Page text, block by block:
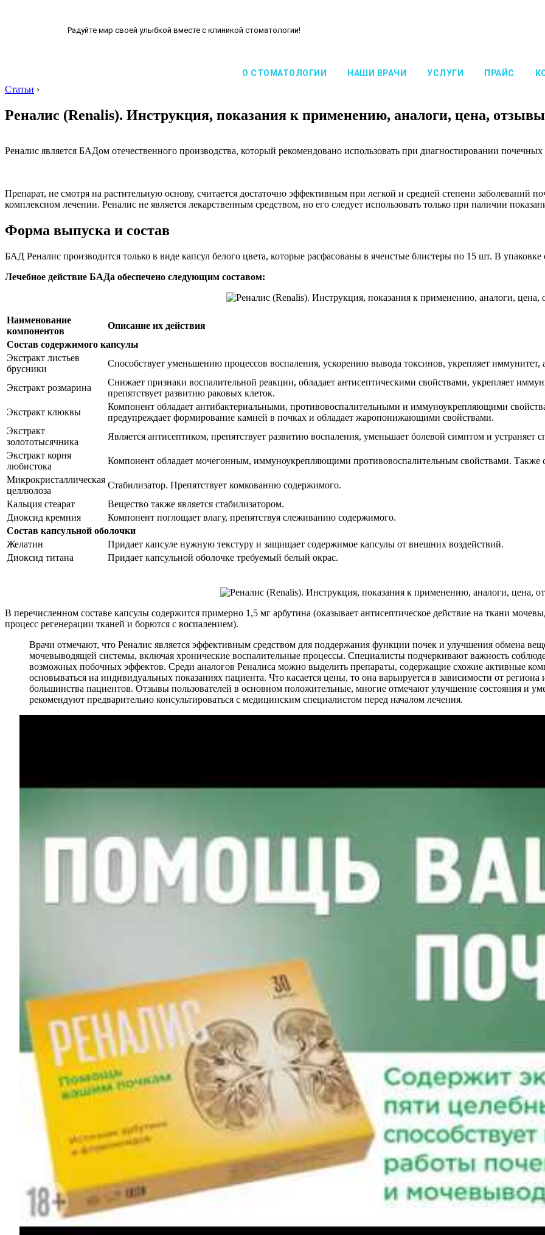
Радуйте мир своей улыбкой вместе с клиникой стоматологии!
О СТОМАТОЛОГИИ НАШИ ВРАЧИ УСЛУГИ ПРАЙС
Статьи ›
Реналис (Renalis). Инструкция, показания к применению, аналоги, цена, отзывы
Реналис является БАДом отечественного производства, который рекомендовано использовать при диагностировании
Препарат, не смотря на растительную основу, считается достаточно эффективным при легкой и средней степени заболеваний
комплексном лечении. Реналис не является лекарственным средством, но его следует использовать только при наличии
Форма выпуска и состав
БАД Реналис производится только в виде капсул белого цвета, которые расфасованы в ячеистые блистеры по 15 шт. В
Лечебное действие БАДа обеспечено следующим составом:
Наименование
компонентов
Описание их действия
Состав содержимого капсулы
Экстракт листьев
брусники
Способствует уменьшению процессов воспаления, ускорению вывода токсинов, укрепляет
Экстракт розмарина
Снижает признаки воспалительной реакции, обладает антисептическими свойствами, укрепляет
препятствует развитию раковых клеток.
Экстракт клюквы
Компонент обладает антибактериальными, противовоспалительными и иммуноукрепляющими
предупреждает формирование камней в почках и обладает жаропонижающими свойствами.
Экстракт
золототысячника
Является антисептиком, препятствует развитию воспаления, уменьшает болевой симптом и устраняет
Экстракт корня
любистока
Компонент обладает мочегонным, иммуноукрепляющими противовоспалительным свойствами. Также
Микрокристаллическая
целлюлоза
Стабилизатор. Препятствует комкованию содержимого.
Кальция стеарат
Вещество также является стабилизатором.
Диоксид кремния
Компонент поглощает влагу, препятствуя слеживанию содержимого.
Состав капсульной оболочки
Желатин
Придает капсуле нужную текстуру и защищает содержимое капсулы от внешних воздействий.
Диоксид титана
Придает капсульной оболочке требуемый белый окрас.
В перечисленном составе капсулы содержится примерно 1,5 мг арбутина (оказывает антисептическое действие на ткани
процесс регенерации тканей и борются с воспалением).
Врачи отмечают, что Реналис является эффективным средством для поддержания функции почек и улучшения обмена
мочевыводящей системы, включая хронические воспалительные процессы. Специалисты подчеркивают важность
возможных побочных эффектов. Среди аналогов Реналиса можно выделить препараты, содержащие схожие активные
основываться на индивидуальных показаниях пациента. Что касается цены, то она варьируется в зависимости от
большинства пациентов. Отзывы пользователей в основном положительные, многие отмечают улучшение состояния и
рекомендуют предварительно консультироваться с медицинским специалистом перед началом лечения.